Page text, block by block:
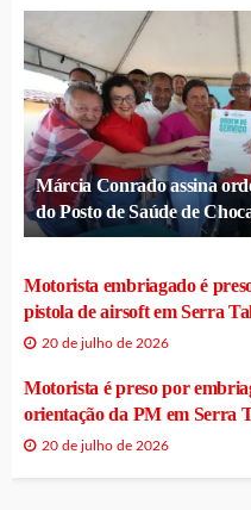
Márcia Conrado assina
do Posto de Saúde de
Motorista embriagado é
pistola de airsoft em Serra
20 de julho de 2026
Motorista é preso por
orientação da PM em Serra
20 de julho de 2026